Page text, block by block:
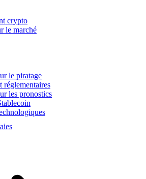
crypto
le marché
le piratage
réglementaires
les pronostics